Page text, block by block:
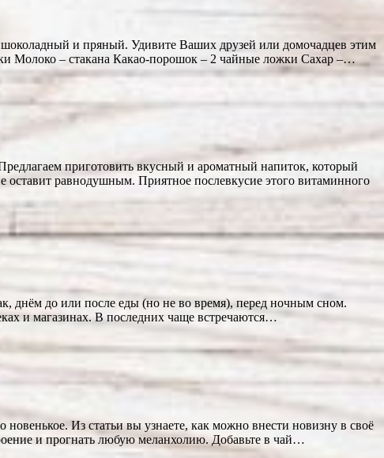
и пряный. Удивите Ваших друзей или домочадцев этим
Молоко – стакана Какао-порошок – 2 чайные ложки Сахар –…
приготовить вкусный и ароматный напиток, который
оставит равнодушным. Приятное послевкусие этого витаминного
днём до или после еды (но не во время), перед ночным сном.
и магазинах. В последних чаще встречаются…
Из статьи вы узнаете, как можно внести новизну в своё
и прогнать любую меланхолию. Добавьте в чай…